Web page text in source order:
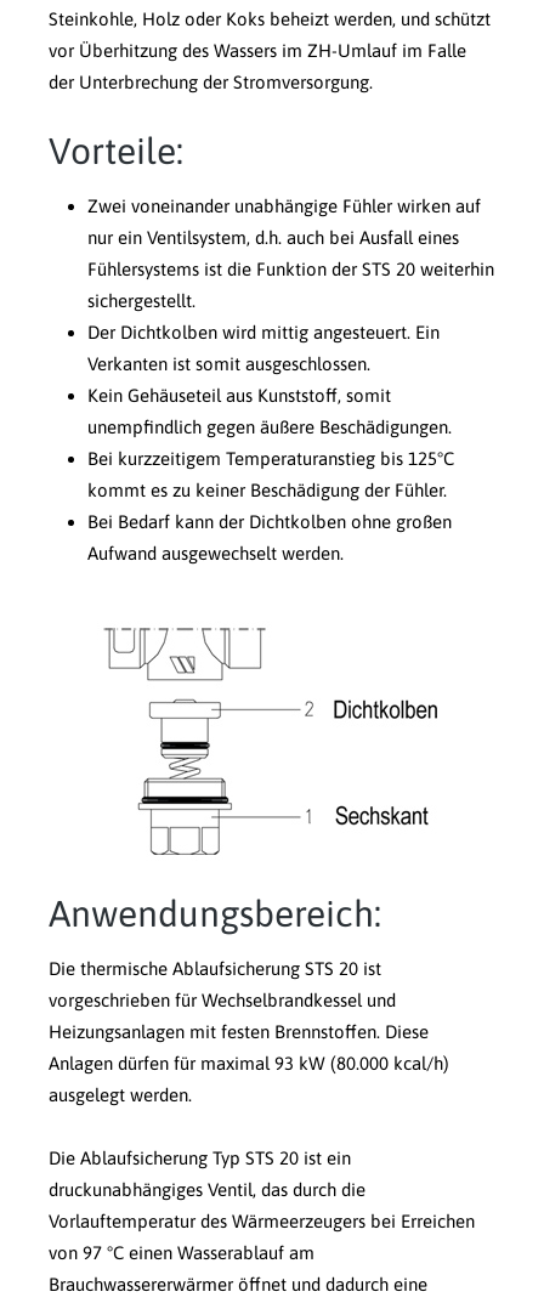
Steinkohle, Holz oder Koks beheizt werden, und schützt
vor Überhitzung des Wassers im ZH-Umlauf im Falle
der Unterbrechung der Stromversorgung.
Vorteile:
Zwei voneinander unabhängige Fühler wirken auf
nur ein Ventilsystem, d.h. auch bei Ausfall eines
Fühlersystems ist die Funktion der STS 20 weiterhin
sichergestellt.
Der Dichtkolben wird mittig angesteuert. Ein
Verkanten ist somit ausgeschlossen.
Kein Gehäuseteil aus Kunststoff, somit
unempfindlich gegen äußere Beschädigungen.
Bei kurzzeitigem Temperaturanstieg bis 125°C
kommt es zu keiner Beschädigung der Fühler.
Bei Bedarf kann der Dichtkolben ohne großen
Aufwand ausgewechselt werden.
Anwendungsbereich:
Die thermische Ablaufsicherung STS 20 ist
vorgeschrieben für Wechselbrandkessel und
Heizungsanlagen mit festen Brennstoffen. Diese
Anlagen dürfen für maximal 93 kW (80.000 kcal/h)
ausgelegt werden.
Die Ablaufsicherung Typ STS 20 ist ein
druckunabhängiges Ventil, das durch die
Vorlauftemperatur des Wärmeerzeugers bei Erreichen
von 97 °C einen Wasserablauf am
Brauchwassererwärmer öffnet und dadurch eine